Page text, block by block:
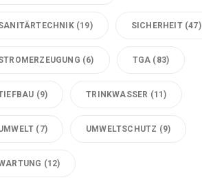
(19) SICHERHEIT(47)
(6) TGA (83)
(9) TRINKWASSER (11)
(7) UMWELTSCHUTZ (9)
(12)